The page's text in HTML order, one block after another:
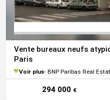
Vente bureaux neufs
Paris
Voir plus BNP Paribas Real
294 000 €